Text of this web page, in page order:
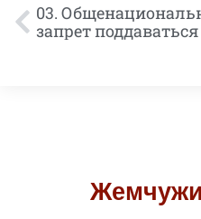
03.
запрет